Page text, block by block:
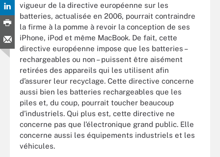
vigueur de la directive européenne sur les
batteries, actualisée en 2006, pourrait contraindre
la firme à la pomme à revoir la conception de ses
iPhone, iPod et même MacBook. De fait, cette
directive européenne impose que les batteries –
rechargeables ou non – puissent être aisément
retirées des appareils qui les utilisent afin
d’assurer leur recyclage. Cette directive concerne
aussi bien les batteries rechargeables que les
piles et, du coup, pourrait toucher beaucoup
d’industriels. Qui plus est, cette directive ne
concerne pas que l’électronique grand public. Elle
concerne aussi les équipements industriels et les
véhicules.